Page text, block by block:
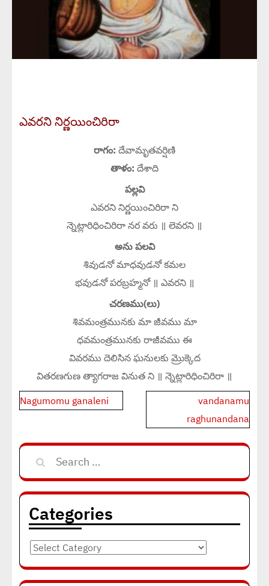
ఎవరని నిర్ణయించిరిరా
రాగం: దేవామృతవర్షిణి
తాళం: దేశాది
పల్లవి
ఎవరని నిర్ణయించిరిరా ని
న్నెట్లారిధించిరిరా నర వరు ॥ లెవరని ॥
అను పలవి
శివుడనో మాధవుడనో కమల
భవుడనో పరబ్రహ్మనో ॥ ఎవరని ॥
చరణము(లు)
శివమంత్రమునకు మా జీవము మా
ధవమంత్రమునకు రాజీవము ఈ
వివరము దెలిసిన ఘనులకు మ్రొక్కెద
వితరణగుణ త్యాగరాజ వినుత ని ॥ న్నెట్లారిధించిరిరా ॥
Post
navigation
Nagumomu ganaleni
vandanamu
raghunandana
Search
for:
Categories
Categories